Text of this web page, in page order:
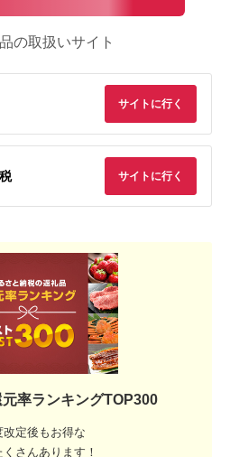
の取扱いサイト
サイトに行く
サイトに行く
率ランキングTOP300
定後もお得な
さんあります！